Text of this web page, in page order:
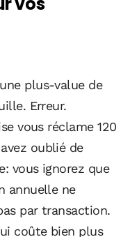
plus-value de
Erreur.
vous réclame 120
oublié de
vous ignorez que
annuelle ne
par transaction.
coûte bien plus